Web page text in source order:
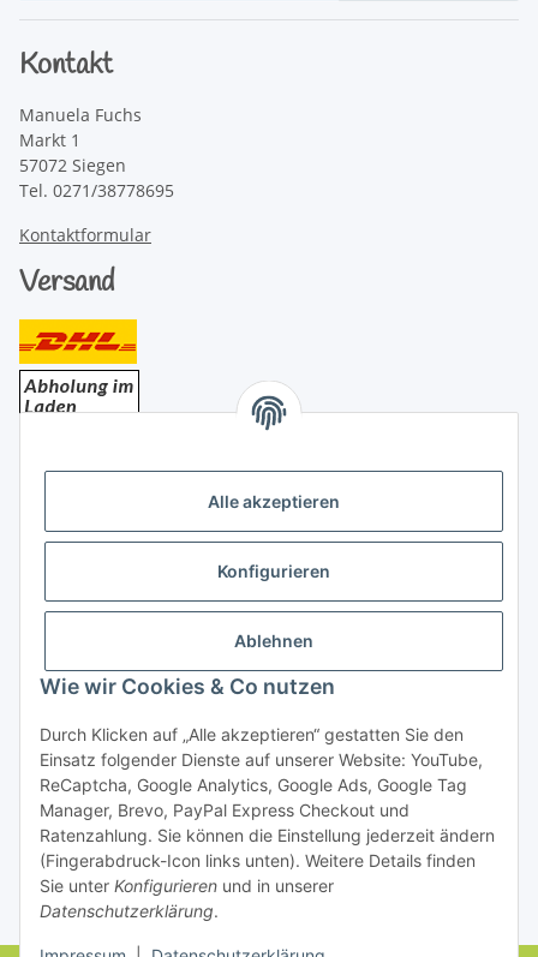
Alle akzeptieren
Konfigurieren
Ablehnen
Wie wir Cookies & Co nutzen
Durch Klicken auf „Alle akzeptieren“ gestatten Sie den
Einsatz folgender Dienste auf unserer Website: YouTube,
ReCaptcha, Google Analytics, Google Ads, Google Tag
Manager, Brevo, PayPal Express Checkout und
Ratenzahlung. Sie können die Einstellung jederzeit ändern
(Fingerabdruck-Icon links unten). Weitere Details finden
Sie unter Konfigurieren und in unserer
Datenschutzerklärung.
Kontakt
Manuela Fuchs
Markt 1
57072 Siegen
Tel. 0271/38778695
Kontaktformular
Versand
Rechtliches
Vertrag widerrufen
* Alle Preise inkl. gesetzlicher USt., zzgl.